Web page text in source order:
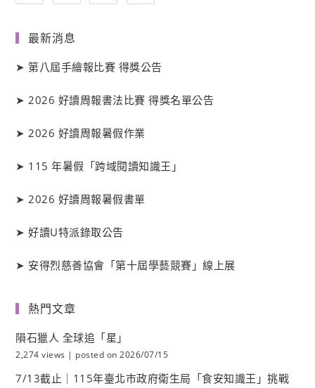
最新消息
➤第八屆手繪報比賽 得獎公告
➤2026 好讀周報書法比賽 得獎名單公告
➤2026 好讀周報暑假作業
➤ 115 年暑假「跨域閱讀知識王」
➤2026 好讀周報暑假書單
➤好讀U特派錄取公告
➤ 安得烈慈善協會「第十屆學藝競賽」線上展
熱門文章
隕石獵人 全球追「星」
2,274 views | posted on 2026/07/15
7/13截止｜115年臺北市政府衛生局「食安知識王」挑戰